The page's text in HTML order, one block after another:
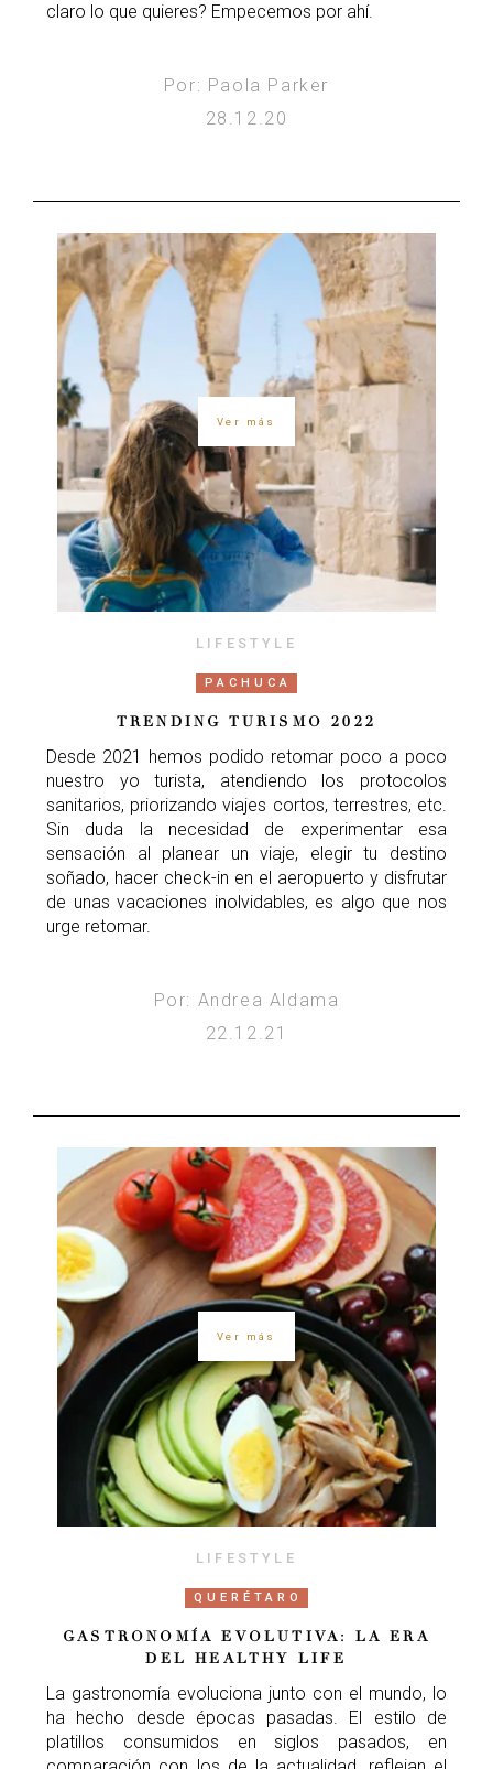
claro lo que quieres? Empecemos por ahí.
Por: Paola Parker
28.12.20
Ver más
LIFESTYLE
PACHUCA
TRENDING TURISMO 2022
Desde 2021 hemos podido retomar poco a poco
nuestro yo turista, atendiendo los protocolos
sanitarios, priorizando viajes cortos, terrestres, etc.
Sin duda la necesidad de experimentar esa
sensación al planear un viaje, elegir tu destino
soñado, hacer check-in en el aeropuerto y disfrutar
de unas vacaciones inolvidables, es algo que nos
urge retomar.
Por: Andrea Aldama
22.12.21
Ver más
LIFESTYLE
QUERÉTARO
GASTRONOMÍA EVOLUTIVA: LA ERA
DEL HEALTHY LIFE
La gastronomía evoluciona junto con el mundo, lo
ha hecho desde épocas pasadas. El estilo de
platillos consumidos en siglos pasados, en